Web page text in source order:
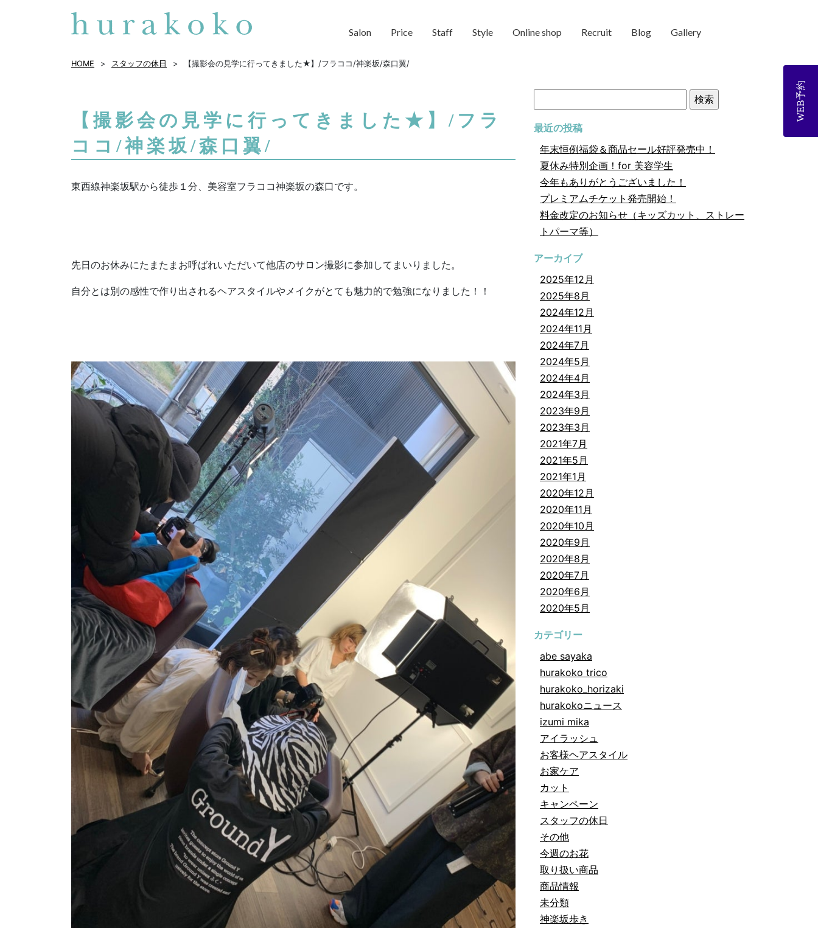
WEB予約
Salon Price Staff Style Online shop Recruit Blog Gallery
HOME スタッフの休日 【撮影会の見学に行ってきました★】/フラココ/神楽坂/森口翼/
【撮影会の見学に行ってきました★】/フラ
ココ/神楽坂/森口翼/
東西線神楽坂駅から徒歩１分、美容室フラココ神楽坂の森口です。
先日のお休みにたまたまお呼ばれいただいて他店のサロン撮影に参加してまいりました。
自分とは別の感性で作り出されるヘアスタイルやメイクがとても魅力的で勉強になりました！！
索:
最近の投稿
年末恒例福袋＆商品セール好評発売中！
夏休み特別企画！for 美容学生
今年もありがとうございました！
プレミアムチケット発売開始！
料金改定のお知らせ（キッズカット、ストレー
トパーマ等）
アーカイブ
2025年12月
2025年8月
2024年12月
2024年11月
2024年7月
2024年5月
2024年4月
2024年3月
2023年9月
2023年3月
2021年7月
2021年5月
2021年1月
2020年12月
2020年11月
2020年10月
2020年9月
2020年8月
2020年7月
2020年6月
2020年5月
カテゴリー
abe sayaka
hurakoko trico
hurakoko_horizaki
hurakokoニュース
izumi mika
アイラッシュ
お客様ヘアスタイル
お家ケア
カット
キャンペーン
スタッフの休日
その他
今週のお花
取り扱い商品
商品情報
未分類
神楽坂歩き